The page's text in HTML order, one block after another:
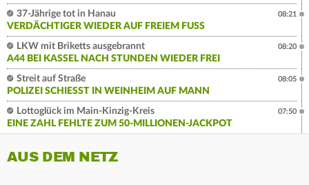
37-Jährige tot in Hanau
VERDÄCHTIGER WIEDER AUF FREIEM FUSS
08:21
LKW mit Briketts ausgebrannt
A44 BEI KASSEL NACH STUNDEN WIEDER FREI
08:20
Streit auf Straße
POLIZEI SCHIESST IN WEINHEIM AUF MANN
08:05
Lottoglück im Main-Kinzig-Kreis
EINE ZAHL FEHLTE ZUM 50-MILLIONEN-JACKPOT
07:50
AUS DEM NETZ